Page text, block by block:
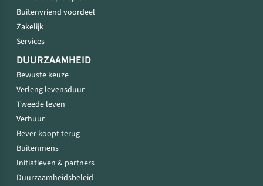
Buitenvriend voordeel
Zakelijk
Services
DUURZAAMHEID
Bewuste keuze
Verleng levensduur
Tweede leven
Verhuur
Bever koopt terug
Buitenmens
Initiatieven & partners
Duurzaamheidsbeleid